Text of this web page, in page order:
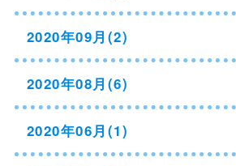
2020年09月(2)
2020年08月(6)
2020年06月(1)